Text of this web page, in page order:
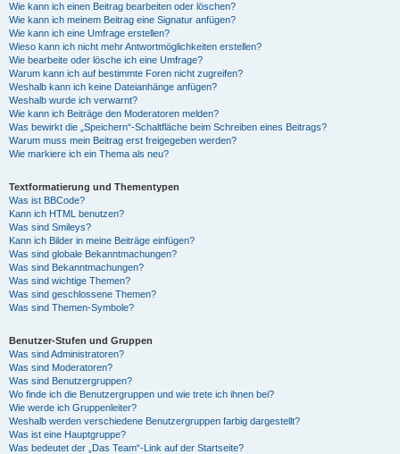
Wie kann ich einen Beitrag bearbeiten oder löschen?
Wie kann ich meinem Beitrag eine Signatur anfügen?
Wie kann ich eine Umfrage erstellen?
Wieso kann ich nicht mehr Antwortmöglichkeiten erstellen?
Wie bearbeite oder lösche ich eine Umfrage?
Warum kann ich auf bestimmte Foren nicht zugreifen?
Weshalb kann ich keine Dateianhänge anfügen?
Weshalb wurde ich verwarnt?
Wie kann ich Beiträge den Moderatoren melden?
Was bewirkt die „Speichern“-Schaltfläche beim Schreiben eines Beitrags?
Warum muss mein Beitrag erst freigegeben werden?
Wie markiere ich ein Thema als neu?
Textformatierung und Thementypen
Was ist BBCode?
Kann ich HTML benutzen?
Was sind Smileys?
Kann ich Bilder in meine Beiträge einfügen?
Was sind globale Bekanntmachungen?
Was sind Bekanntmachungen?
Was sind wichtige Themen?
Was sind geschlossene Themen?
Was sind Themen-Symbole?
Benutzer-Stufen und Gruppen
Was sind Administratoren?
Was sind Moderatoren?
Was sind Benutzergruppen?
Wo finde ich die Benutzergruppen und wie trete ich ihnen bei?
Wie werde ich Gruppenleiter?
Weshalb werden verschiedene Benutzergruppen farbig dargestellt?
Was ist eine Hauptgruppe?
Was bedeutet der „Das Team“-Link auf der Startseite?